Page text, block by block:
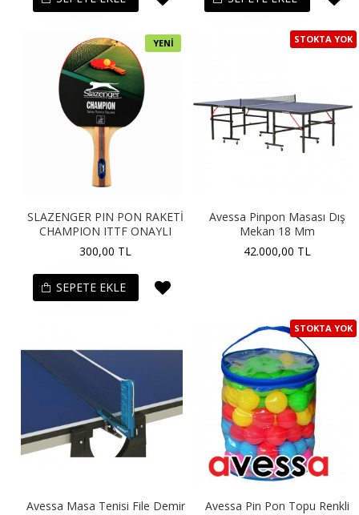
YENI
SLAZENGER PIN PON RAKETİ
CHAMPION ITTF ONAYLI
300,00 TL
SEPETE EKLE
STOKTA YOK
Avessa Pinpon Masası Dış
Mekan 18 Mm
42.000,00 TL
Avessa Masa Tenisi File Demir
STOKTA YOK
Avessa Pin Pon Topu Renkli